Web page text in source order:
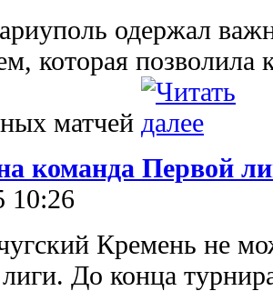
одержал
которая позволила
матчей
команда Первой
10:26
Кремень не
До конца